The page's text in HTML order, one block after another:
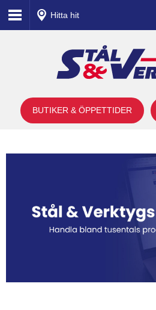
Hitta hit
BUTIKER & ÖPPETTIDER